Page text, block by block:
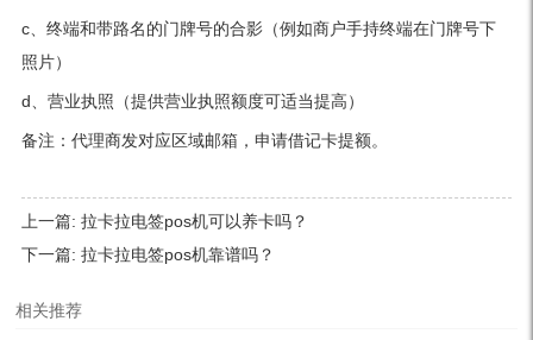
c、终端和带路名的门牌号的合影（例如商户手持终端在门牌号下
照片）
d、营业执照（提供营业执照额度可适当提高）
备注：代理商发对应区域邮箱，申请借记卡提额。
上一篇: 拉卡拉电签pos机可以养卡吗？
下一篇: 拉卡拉电签pos机靠谱吗？
相关推荐